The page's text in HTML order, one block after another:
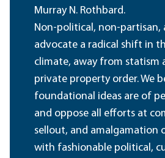
Murray N. Rothbard.
Non-political, non-partisan,
advocate a radical shift in
climate, away from statism
private property order. We
foundational ideas are of
and oppose all efforts at
sellout, and amalgamation
with fashionable political,